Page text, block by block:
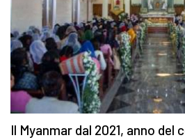
Il Myanmar dal 2021, anno del